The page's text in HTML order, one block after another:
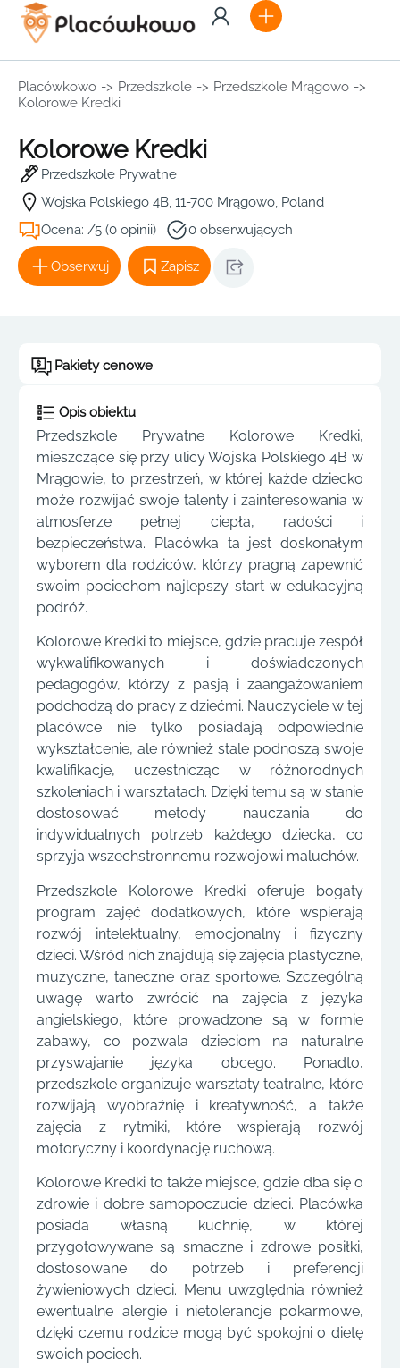
Placówkowo -> Przedszkole -> Przedszkole Mrągowo ->
Kolorowe Kredki
Kolorowe Kredki
Przedszkole Prywatne
Wojska Polskiego 4B, 11-700 Mrągowo, Poland
Ocena: /5 (0 opinii)
0 obserwujących
Obserwuj Zapisz
Pakiety cenowe
Opis obiektu
Przedszkole Prywatne Kolorowe Kredki,
mieszczące się przy ulicy Wojska Polskiego 4B w
Mrągowie, to przestrzeń, w której każde dziecko
może rozwijać swoje talenty i zainteresowania w
atmosferze pełnej ciepła, radości i
bezpieczeństwa. Placówka ta jest doskonałym
wyborem dla rodziców, którzy pragną zapewnić
swoim pociechom najlepszy start w edukacyjną
podróż.
Kolorowe Kredki to miejsce, gdzie pracuje zespół
wykwalifikowanych i doświadczonych
pedagogów, którzy z pasją i zaangażowaniem
podchodzą do pracy z dziećmi. Nauczyciele w tej
placówce nie tylko posiadają odpowiednie
wykształcenie, ale również stale podnoszą swoje
kwalifikacje, uczestnicząc w różnorodnych
szkoleniach i warsztatach. Dzięki temu są w stanie
dostosować metody nauczania do
indywidualnych potrzeb każdego dziecka, co
sprzyja wszechstronnemu rozwojowi maluchów.
Przedszkole Kolorowe Kredki oferuje bogaty
program zajęć dodatkowych, które wspierają
rozwój intelektualny, emocjonalny i fizyczny
dzieci. Wśród nich znajdują się zajęcia plastyczne,
muzyczne, taneczne oraz sportowe. Szczególną
uwagę warto zwrócić na zajęcia z języka
angielskiego, które prowadzone są w formie
zabawy, co pozwala dzieciom na naturalne
przyswajanie języka obcego. Ponadto,
przedszkole organizuje warsztaty teatralne, które
rozwijają wyobraźnię i kreatywność, a także
zajęcia z rytmiki, które wspierają rozwój
motoryczny i koordynację ruchową.
Kolorowe Kredki to także miejsce, gdzie dba się o
zdrowie i dobre samopoczucie dzieci. Placówka
posiada własną kuchnię, w której
przygotowywane są smaczne i zdrowe posiłki,
dostosowane do potrzeb i preferencji
żywieniowych dzieci. Menu uwzględnia również
ewentualne alergie i nietolerancje pokarmowe,
dzięki czemu rodzice mogą być spokojni o dietę
swoich pociech.